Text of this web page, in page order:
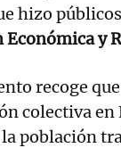
hizo
Económica y
recoge
colectiva en
población